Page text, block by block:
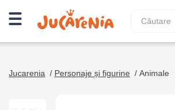
Jucarenia / Personaje și figurine / Animale